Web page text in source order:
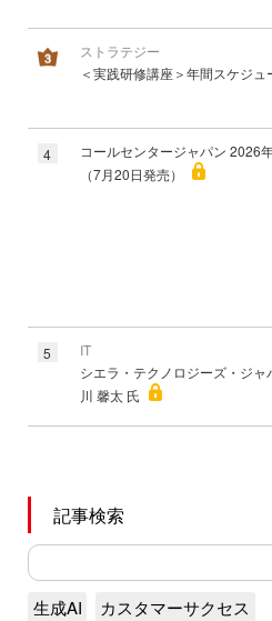
ストラテジー
＜実践研修講座＞年間スケジュ
4
コールセンタージャパン 2026
（7月20日発売）
5
IT
シエラ・テクノロジーズ・ジ
川 馨太 氏
記事検索
生成AI
カスタマーサクセス